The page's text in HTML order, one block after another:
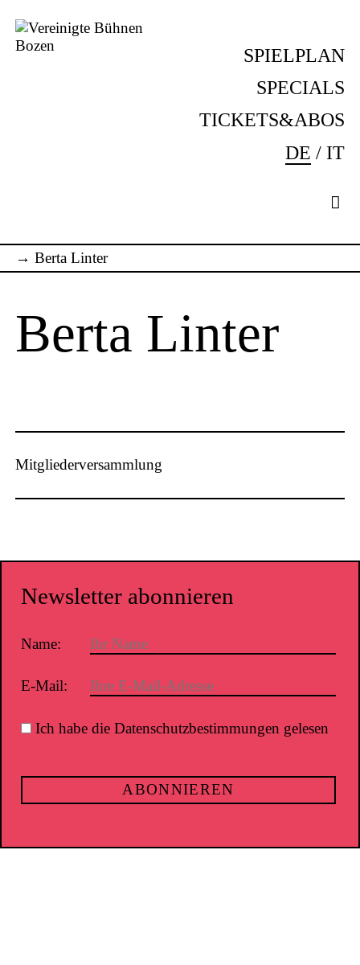
Skip
SPIELPLAN
SPECIALS
TICKETS&ABOS
DE
IT
→Berta Linter
Berta Linter
Mitgliederversammlung
Newsletter abonnieren
Name:
E-Mail:
Ich habe die Datenschutzbestimmungen gelesen